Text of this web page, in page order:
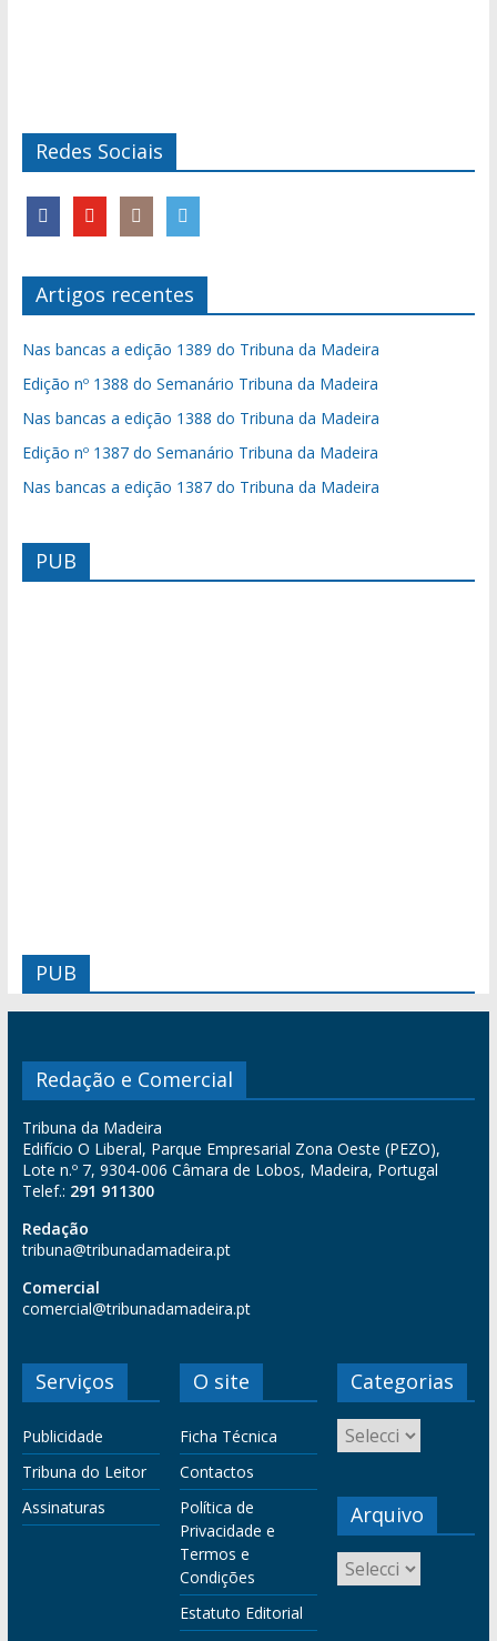
Redes Sociais
Artigos recentes
Nas bancas a edição 1389 do Tribuna da Madeira
Edição nº 1388 do Semanário Tribuna da Madeira
Nas bancas a edição 1388 do Tribuna da Madeira
Edição nº 1387 do Semanário Tribuna da Madeira
Nas bancas a edição 1387 do Tribuna da Madeira
PUB
PUB
Redação e Comercial
Tribuna da Madeira
Edifício O Liberal, Parque Empresarial Zona Oeste (PEZO),
Lote n.º 7, 9304-006 Câmara de Lobos, Madeira, Portugal
Telef.: 291 911300
Redação
tribuna@tribunadamadeira.pt
Comercial
comercial@tribunadamadeira.pt
Serviços
Publicidade
Tribuna do Leitor
Assinaturas
O site
Ficha Técnica
Contactos
Política de
Privacidade e
Termos e
Condições
Estatuto Editorial
Categorias
Arquivo